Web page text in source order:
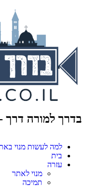
בדרך למורה דרך
למה לעשות מנוי
בית
עזרה
מנוי לאתר
תמיכה